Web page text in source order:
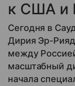
к США и
Сегодня в
Дирия Эр-
между
масштабный
начала